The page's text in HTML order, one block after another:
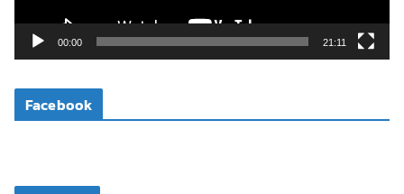
ดี
โ
00:00 21:11
Facebook